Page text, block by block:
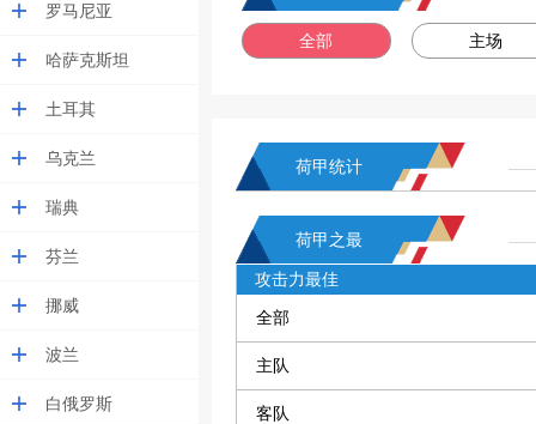
罗马尼亚
哈萨克斯坦
土耳其
乌克兰
瑞典
芬兰
挪威
波兰
白俄罗斯
全部 主场
荷甲统计
荷甲之最
攻击力最佳
全部
主队
客队